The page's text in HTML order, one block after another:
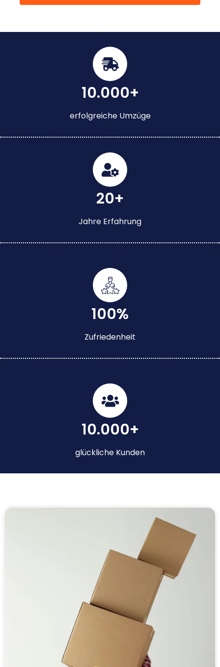
10.000+
erfolgreiche Umzüge
20+
Jahre Erfahrung
100%
Zufriedenheit
10.000+
glückliche Kunden